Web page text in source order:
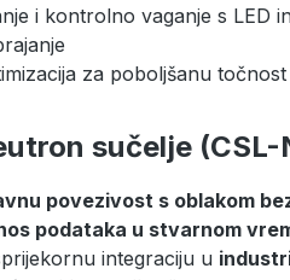
i kontrolno vaganje s LED
za poboljšanu
sučelje (CSL-
povezivost s oblakom
podataka u stvarnom
integraciju u